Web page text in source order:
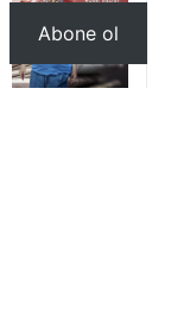
Abone ol